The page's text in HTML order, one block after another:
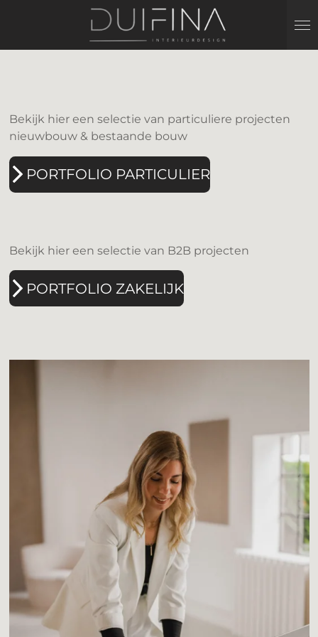
naar
Bekijk hier een selectie van particuliere projecten
nieuwbouw & bestaande bouw
PORTFOLIO PARTICULIER
Bekijk hier een selectie van B2B projecten
PORTFOLIO ZAKELIJK